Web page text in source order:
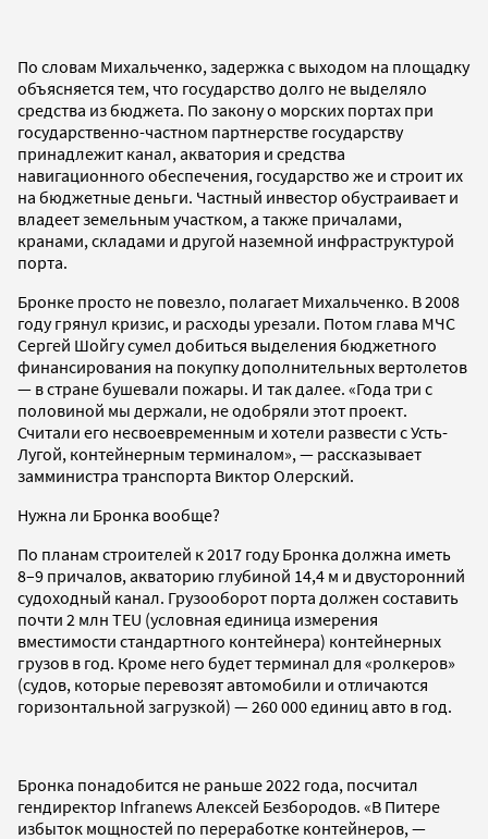
По словам Михальченко, задержка с выходом на площадку
объясняется тем, что государство долго не выделяло
средства из бюджета. По закону о морских портах при
государственно-частном партнерстве государству
принадлежит канал, акватория и средства
навигационного обеспечения, государство же и строит их
на бюджетные деньги. Частный инвестор обустраивает и
владеет земельным участком, а также причалами,
кранами, складами и другой наземной инфраструктурой
порта.
Бронке просто не повезло, полагает Михальченко. В 2008
году грянул кризис, и расходы урезали. Потом глава МЧС
Сергей Шойгу сумел добиться выделения бюджетного
финансирования на покупку дополнительных вертолетов
— в стране бушевали пожары. И так далее. «Года три с
половиной мы держали, не одобряли этот проект.
Считали его несвоевременным и хотели развести с Усть-
Лугой, контейнерным терминалом», — рассказывает
замминистра транспорта Виктор Олерский.
Нужна ли Бронка вообще?
По планам строителей к 2017 году Бронка должна иметь
8–9 причалов, акваторию глубиной 14,4 м и двусторонний
судоходный канал. Грузооборот порта должен составить
почти 2 млн TEU (условная единица измерения
вместимости стандартного контейнера) контейнерных
грузов в год. Кроме него будет терминал для «ролкеров»
(судов, которые перевозят автомобили и отличаются
горизонтальной загрузкой) — 260 000 единиц авто в год.
Бронка понадобится не раньше 2022 года, посчитал
гендиректор Infranews Алексей Безбородов. «В Питере
избыток мощностей по переработке контейнеров, —